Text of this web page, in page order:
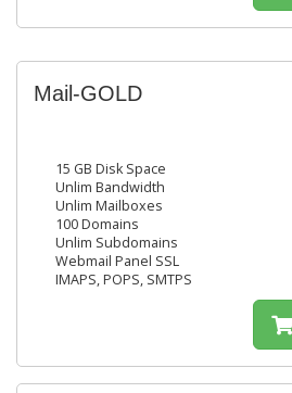
Mail-GOLD
15 GB Disk Space
Unlim Bandwidth
Unlim Mailboxes
100 Domains
Unlim Subdomains
Webmail Panel SSL
IMAPS, POPS, SMTPS